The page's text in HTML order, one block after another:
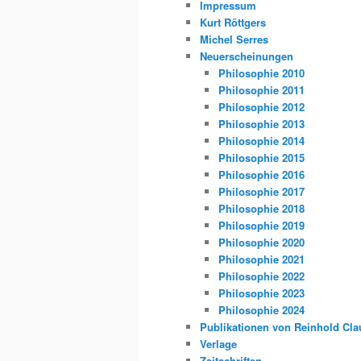
Impressum
Kurt Röttgers
Michel Serres
Neuerscheinungen
Philosophie 2010
Philosophie 2011
Philosophie 2012
Philosophie 2013
Philosophie 2014
Philosophie 2015
Philosophie 2016
Philosophie 2017
Philosophie 2018
Philosophie 2019
Philosophie 2020
Philosophie 2021
Philosophie 2022
Philosophie 2023
Philosophie 2024
Publikationen von Reinhold
Verlage